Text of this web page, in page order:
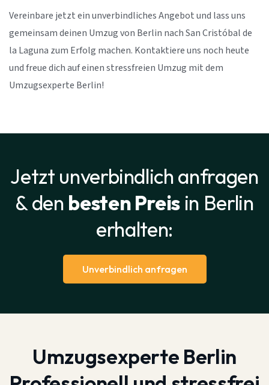
Vereinbare jetzt ein unverbindliches Angebot und lass uns
gemeinsam deinen Umzug von Berlin nach San Cristóbal de
la Laguna zum Erfolg machen. Kontaktiere uns noch heute
und freue dich auf einen stressfreien Umzug mit dem
Umzugsexperte Berlin!
Jetzt unverbindlich anfragen
& den besten Preis in Berlin
erhalten:
Unverbindlich anfragen
Umzugsexperte Berlin